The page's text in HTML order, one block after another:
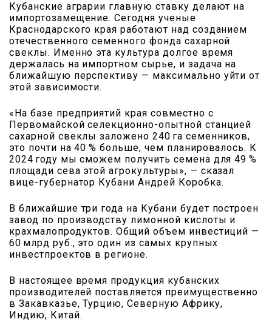
Кубанские аграрии главную ставку делают на
импортозамещение. Сегодня ученые
Краснодарского края работают над созданием
отечественного семенного фонда сахарной
свеклы. Именно эта культура долгое время
держалась на импортном сырье, и задача на
ближайшую перспективу — максимально уйти от
этой зависимости.
«На базе предприятий края совместно с
Первомайской селекционно-опытной станцией
сахарной свеклы заложено 240 га семенников,
это почти на 40 % больше, чем планировалось. К
2024 году мы сможем получить семена для 49 %
площади сева этой агрокультуры», — сказал
вице-губернатор Кубани Андрей Коробка.
В ближайшие три года на Кубани будет построен
завод по производству лимонной кислоты и
крахмалопродуктов. Общий объем инвестиций —
60 млрд руб., это один из самых крупных
инвестпроектов в регионе.
В настоящее время продукция кубанских
производителей поставляется преимущественно
в Закавказье, Турцию, Северную Африку,
Индию, Китай.